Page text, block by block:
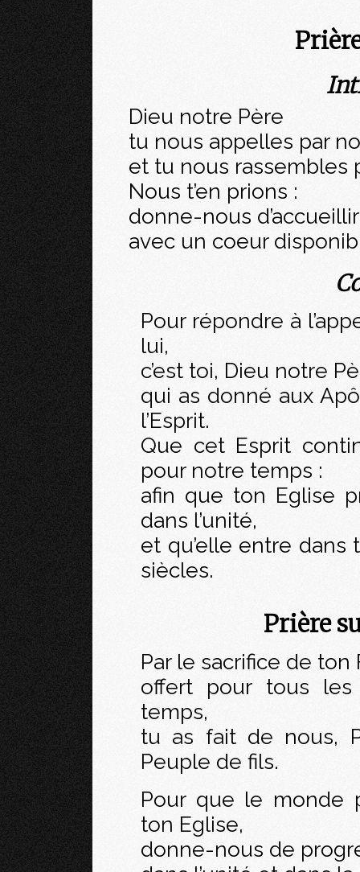
Dieu notre Père
tu nous appelles par
et tu nous rassembles
Nous t’en prions :
donne-nous
avec un coeur
Pour répondre à
lui,
c’est toi, Dieu notre
qui as donné aux
l’Esprit.
Que cet Esprit
pour notre temps :
afin que ton Eglise
dans l’unité,
et qu’elle entre dans
siècles.
Prière
Par le sacrifice de ton
offert pour tous
temps,
tu as fait de nous,
Peuple de fils.
Pour que le monde
ton Eglise,
donne-nous de